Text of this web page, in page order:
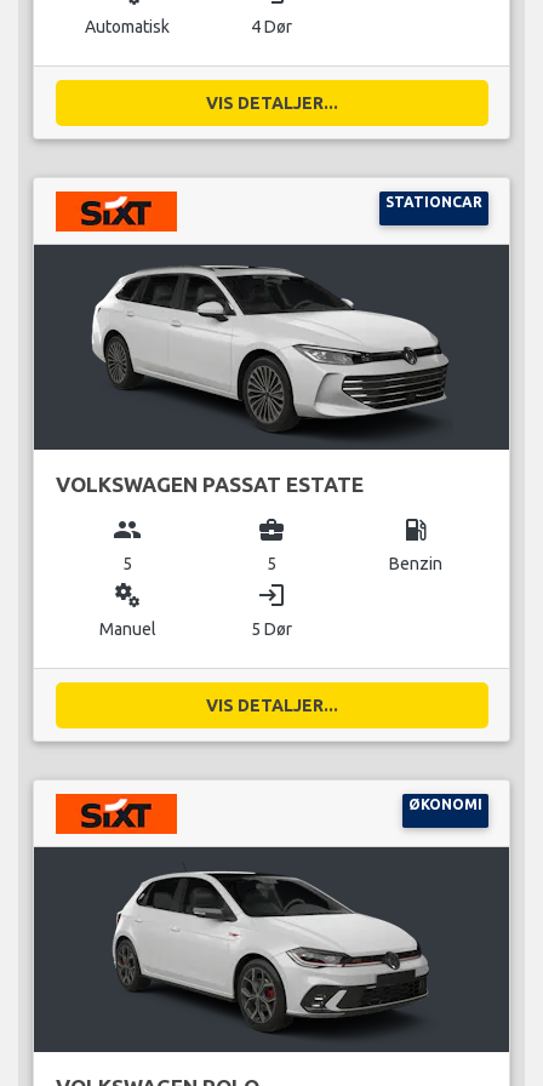
Automatisk 4 Dør
VIS DETALJER...
STATIONCAR
VOLKSWAGEN PASSAT ESTATE
group
5
business_center
5
local_gas_station
Benzin
miscellaneous_services
Manuel
login
5 Dør
VIS DETALJER...
ØKONOMI